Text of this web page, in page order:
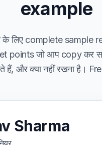
example
के लिए complete sample
points जो आप copy कर
हैं, और क्या नहीं रखना है।
Sharma